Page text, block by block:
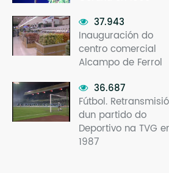
37.943
Inauguración do
centro comercial
Alcampo de Ferrol
36.687
Fútbol.
dun partido do
Deportivo na TVG
1987